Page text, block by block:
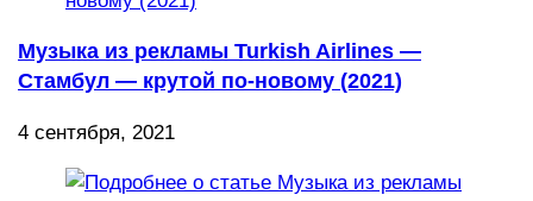
Музыка из рекламы Turkish Airlines —
Стамбул — крутой по-новому (2021)
4 сентября, 2021